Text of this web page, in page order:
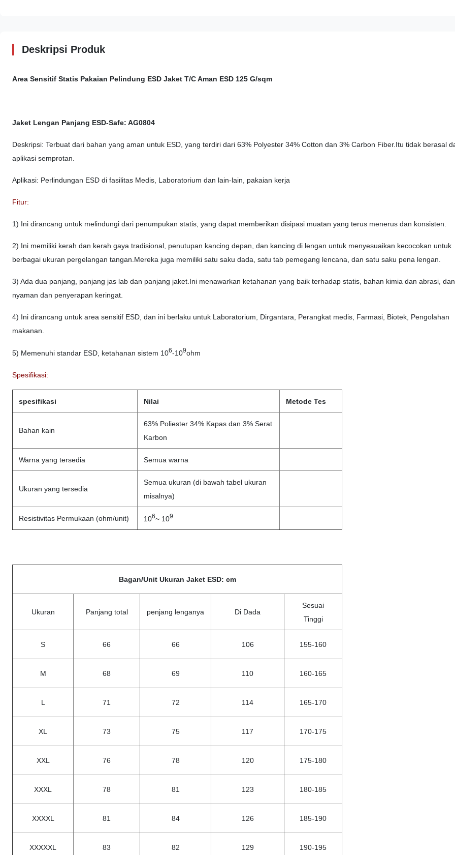
Deskripsi Produk
Area Sensitif Statis Pakaian Pelindung ESD Jaket T/C Aman ESD 125 G/sqm
Jaket Lengan Panjang ESD-Safe: AG0804
Deskripsi: Terbuat dari bahan yang aman untuk ESD, yang terdiri dari 63% Polyester 34% Cotton dan 3% Carbon Fiber.Itu tidak berasal
aplikasi semprotan.
Aplikasi: Perlindungan ESD di fasilitas Medis, Laboratorium dan lain-lain, pakaian kerja
Fitur:
1) Ini dirancang untuk melindungi dari penumpukan statis, yang dapat memberikan disipasi muatan yang terus menerus dan konsisten.
2) Ini memiliki kerah dan kerah gaya tradisional, penutupan kancing depan, dan kancing di lengan untuk menyesuaikan kecocokan untuk
berbagai ukuran pergelangan tangan.Mereka juga memiliki satu saku dada, satu tab pemegang lencana, dan satu saku pena lengan.
3) Ada dua panjang, panjang jas lab dan panjang jaket.Ini menawarkan ketahanan yang baik terhadap statis, bahan kimia dan abrasi,
nyaman dan penyerapan keringat.
4) Ini dirancang untuk area sensitif ESD, dan ini berlaku untuk Laboratorium, Dirgantara, Perangkat medis, Farmasi, Biotek, Pengolahan
makanan.
5) Memenuhi standar ESD, ketahanan sistem 106-109ohm
Spesifikasi:
spesifikasi Nilai Metode Tes
Bahan kain
63% Poliester 34% Kapas dan 3% Serat
Karbon
Warna yang tersedia Semua warna
Ukuran yang tersedia
Semua ukuran (di bawah tabel ukuran
misalnya)
Resistivitas Permukaan (ohm/unit) 106~ 109
Bagan/Unit Ukuran Jaket ESD: cm
Ukuran Panjang total penjang lenganya Di Dada
Sesuai
Tinggi
S 66 66 106 155-160
M 68 69 110 160-165
L 71 72 114 165-170
XL 73 75 117 170-175
XXL 76 78 120 175-180
XXXL 78 81 123 180-185
XXXXL 81 84 126 185-190
XXXXXL 83 82 129 190-195